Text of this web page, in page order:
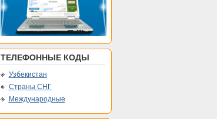
ТЕЛЕФОННЫЕ КОДЫ
Узбекистан
Страны СНГ
Международные